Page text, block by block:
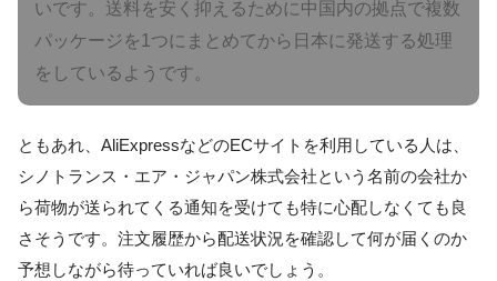
いです。送料を安く抑えるために中国内の拠点で複数
パッケージを1つにまとめてから日本に発送する処理
をしているようです。
ともあれ、AliExpressなどのECサイトを利用している人は、
シノトランス・エア・ジャパン株式会社という名前の会社か
ら荷物が送られてくる通知を受けても特に心配しなくても良
さそうです。注文履歴から配送状況を確認して何が届くのか
予想しながら待っていれば良いでしょう。